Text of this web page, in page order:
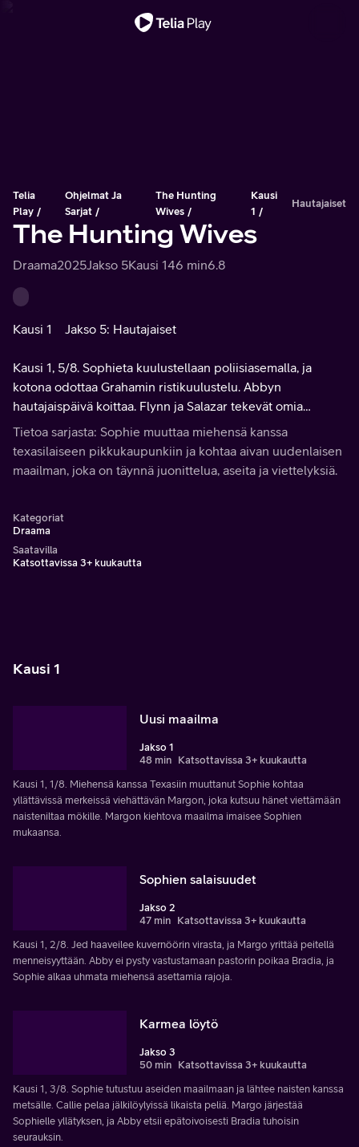
Telia
Play
Ohjelmat Ja
Sarjat
The Hunting
Wives
Kausi
1
Hautajaiset
The Hunting Wives
Draama2025Jakso 5Kausi 146 min6.8
Kausi 1 Jakso 5: Hautajaiset
Kausi 1, 5/8. Sophieta kuulustellaan poliisiasemalla, ja
kotona odottaa Grahamin ristikuulustelu. Abbyn
hautajaispäivä koittaa. Flynn ja Salazar tekevät omia
tutkimuksiaan, ja Sophie saa apua yllättävältä taholta.
Tietoa sarjasta: Sophie muuttaa miehensä kanssa
texasilaiseen pikkukaupunkiin ja kohtaa aivan uudenlaisen
maailman, joka on täynnä juonittelua, aseita ja viettelyksiä.
Kategoriat
Draama
Saatavilla
Katsottavissa 3+ kuukautta
Kausi 1
Uusi maailma
Jakso 1
48 min Katsottavissa 3+ kuukautta
Kausi 1, 1/8. Miehensä kanssa Texasiin muuttanut Sophie kohtaa
yllättävissä merkeissä viehättävän Margon, joka kutsuu hänet viettämään
naisteniltaa mökille. Margon kiehtova maailma imaisee Sophien
mukaansa.
Sophien salaisuudet
Jakso 2
47 min Katsottavissa 3+ kuukautta
Kausi 1, 2/8. Jed haaveilee kuvernöörin virasta, ja Margo yrittää peitellä
menneisyyttään. Abby ei pysty vastustamaan pastorin poikaa Bradia, ja
Sophie alkaa uhmata miehensä asettamia rajoja.
Karmea löytö
Jakso 3
50 min Katsottavissa 3+ kuukautta
Kausi 1, 3/8. Sophie tutustuu aseiden maailmaan ja lähtee naisten kanssa
metsälle. Callie pelaa jälkilöylyissä likaista peliä. Margo järjestää
Sophielle yllätyksen, ja Abby etsii epätoivoisesti Bradia tuhoisin
seurauksin.